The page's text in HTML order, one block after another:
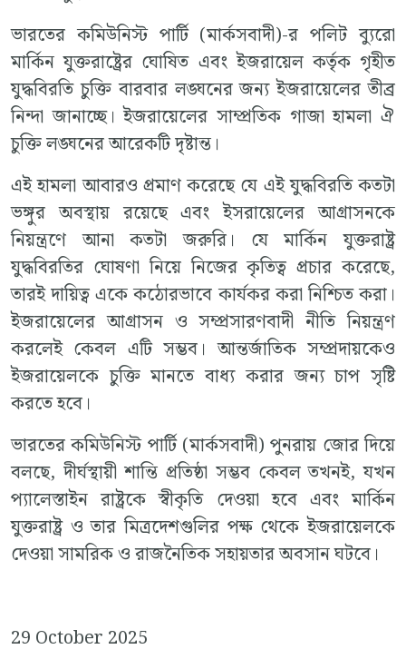
ভারতের কমিউনিস্ট পার্টি (মার্কসবাদী)-র পলিট ব্যুরো
মার্কিন যুক্তরাষ্ট্রের ঘোষিত এবং ইজরায়েল কর্তৃক গৃহীত
যুদ্ধবিরতি চুক্তি বারবার লঙ্ঘনের জন্য ইজরায়েলের তীব্র
নিন্দা জানাচ্ছে। ইজরায়েলের সাম্প্রতিক গাজা হামলা ঐ
চুক্তি লঙ্ঘনের আরেকটি দৃষ্টান্ত।
এই হামলা আবারও প্রমাণ করেছে যে এই যুদ্ধবিরতি কতটা
ভঙ্গুর অবস্থায় রয়েছে এবং ইসরায়েলের আগ্রাসনকে
নিয়ন্ত্রণে আনা কতটা জরুরি। যে মার্কিন যুক্তরাষ্ট্র
যুদ্ধবিরতির ঘোষণা নিয়ে নিজের কৃতিত্ব প্রচার করেছে,
তারই দায়িত্ব একে কঠোরভাবে কার্যকর করা নিশ্চিত করা।
ইজরায়েলের আগ্রাসন ও সম্প্রসারণবাদী নীতি নিয়ন্ত্রণ
করলেই কেবল এটি সম্ভব। আন্তর্জাতিক সম্প্রদায়কেও
ইজরায়েলকে চুক্তি মানতে বাধ্য করার জন্য চাপ সৃষ্টি
করতে হবে।
ভারতের কমিউনিস্ট পার্টি (মার্কসবাদী) পুনরায় জোর দিয়ে
বলছে, দীর্ঘস্থায়ী শান্তি প্রতিষ্ঠা সম্ভব কেবল তখনই, যখন
প্যালেস্তাইন রাষ্ট্রকে স্বীকৃতি দেওয়া হবে এবং মার্কিন
যুক্তরাষ্ট্র ও তার মিত্রদেশগুলির পক্ষ থেকে ইজরায়েলকে
দেওয়া সামরিক ও রাজনৈতিক সহায়তার অবসান ঘটবে।
29 October 2025